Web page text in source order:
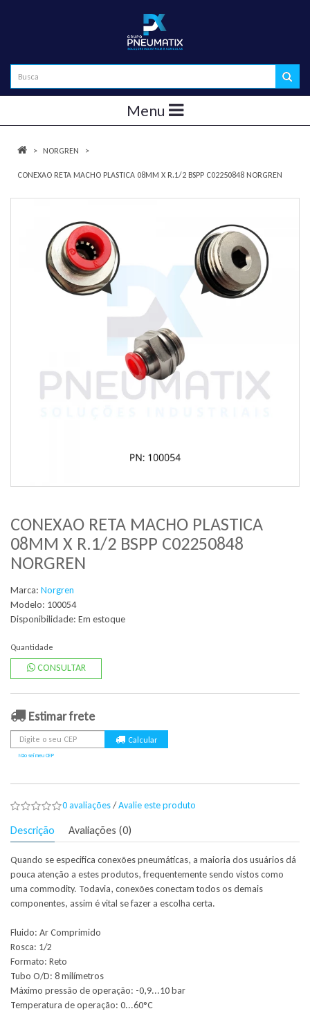
Menu
NORGREN
CONEXAO RETA MACHO PLASTICA 08MM X R.1/2 BSPP C02250848 NORGREN
CONEXAO RETA MACHO PLASTICA
08MM X R.1/2 BSPP C02250848
NORGREN
Marca: Norgren
Modelo: 100054
Disponibilidade: Em estoque
Quantidade
CONSULTAR
Estimar frete
Não sei meu CEP
0 avaliações/Avalie este produto
Descrição Avaliações (0)
Quando se especifica conexões pneumáticas, a maioria dos usuários dá
pouca atenção a estes produtos, frequentemente sendo vistos como
uma commodity. Todavia, conexões conectam todos os demais
componentes, assim é vital se fazer a escolha certa.
Fluido: Ar Comprimido
Rosca: 1/2
Formato: Reto
Tubo O/D: 8 milímetros
Máximo pressão de operação: -0,9...10 bar
Temperatura de operação: 0...60°C